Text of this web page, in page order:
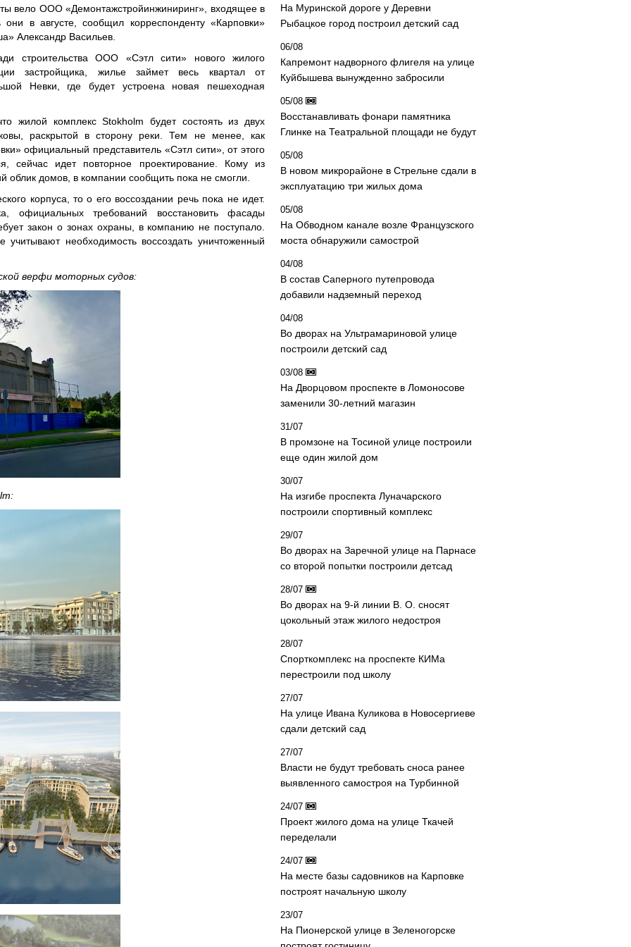
вело ООО «Демонтажстройинжиниринг», входящее в
в августе, сообщил корреспонденту «Карповки»
Александр Васильев.
строительства ООО «Сэтл сити» нового жилого
застройщика, жилье займет весь квартал от
Невки, где будет устроена новая пешеходная
жилой комплекс Stokholm будет состоять из двух
раскрытой в сторону реки. Тем не менее, как
официальный представитель «Сэтл сити», от этого
сейчас идет повторное проектирование. Кому из
облик домов, в компании сообщить пока не смогли.
корпуса, то о его воссоздании речь пока не идет.
официальных требований восстановить фасады
закон о зонах охраны, в компанию не поступало.
необходимость воссоздать уничтоженный
верфи моторных судов:
На Муринской дороге у Деревни
Рыбацкое город построил детский сад
06/08
Капремонт надворного флигеля на улице
Куйбышева вынужденно забросили
05/08
Восстанавливать фонари памятника
Глинке на Театральной площади не будут
05/08
В новом микрорайоне в Стрельне сдали в
эксплуатацию три жилых дома
05/08
На Обводном канале возле Французского
моста обнаружили самострой
04/08
В состав Саперного путепровода
добавили надземный переход
04/08
Во дворах на Ультрамариновой улице
построили детский сад
03/08
На Дворцовом проспекте в Ломоносове
заменили 30-летний магазин
31/07
В промзоне на Тосиной улице построили
еще один жилой дом
30/07
На изгибе проспекта Луначарского
построили спортивный комплекс
29/07
Во дворах на Заречной улице на Парнасе
со второй попытки построили детсад
28/07
Во дворах на 9-й линии В. О. сносят
цокольный этаж жилого недостроя
28/07
Спорткомплекс на проспекте КИМа
перестроили под школу
27/07
На улице Ивана Куликова в Новосергиеве
сдали детский сад
27/07
Власти не будут требовать сноса ранее
выявленного самостроя на Турбинной
24/07
Проект жилого дома на улице Ткачей
переделали
24/07
На месте базы садовников на Карповке
построят начальную школу
23/07
На Пионерской улице в Зеленогорске